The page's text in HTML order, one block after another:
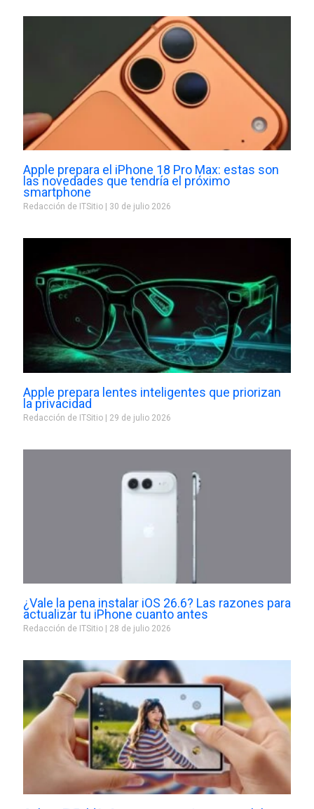
Apple prepara el iPhone 18 Pro Max: estas son
las novedades que tendría el próximo
smartphone
Redacción de ITSitio 30 de julio 2026
Apple prepara lentes inteligentes que priorizan
la privacidad
Redacción de ITSitio 29 de julio 2026
¿Vale la pena instalar iOS 26.6? Las razones para
actualizar tu iPhone cuanto antes
Redacción de ITSitio 28 de julio 2026